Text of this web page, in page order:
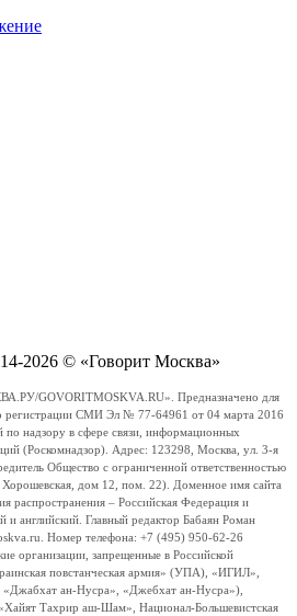
2026 © «Говорит Москва»
GOVORITMOSKVA.RU». Предназначено для
о регистрации СМИ Эл № 77-64961 от 04 марта 2016
надзору в сфере связи, информационных
(Роскомнадзор). Адрес: 123298, Москва, ул. 3-я
Общество с ограниченной ответственностью
дом 12, пом. 22). Доменное имя сайта
распространения – Российская Федерация и
и английский. Главный редактор Бабаян Роман
Номер телефона: +7 (495) 950-62-26
организации, запрещенные в Российской
повстанческая армия» (УПА), «ИГИЛ»,
ан-Нусра», «Джебхат ан-Нусра»),
Тахрир аш-Шам», Национал-Большевистская